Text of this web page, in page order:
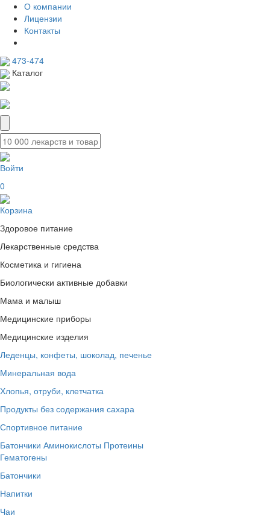
О компании
Лицензии
Контакты
473-474
Каталог
Войти
0
Корзина
Здоровое питание
Лекарственные средства
Косметика и гигиена
Биологически активные добавки
Мама и малыш
Медицинские приборы
Медицинские изделия
Леденцы, конфеты, шоколад, печенье
Минеральная вода
Хлопья, отруби, клетчатка
Продукты без содержания сахара
Спортивное питание
Батончики Аминокислоты Протеины
Гематогены
Батончики
Напитки
Чаи